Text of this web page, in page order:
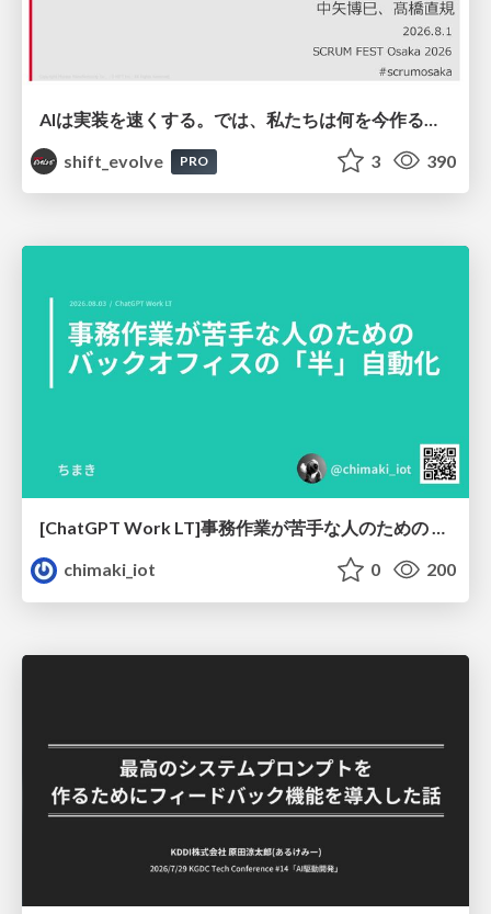
shift_evolve
PRO 3 390
[ChatGPT Work LT]事務作業が苦手な人のための バックオフィスの「半」自動化
chimaki_iot
0 200